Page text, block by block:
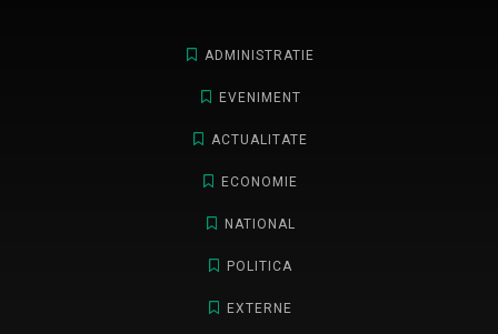
ADMINISTRATIE
EVENIMENT
ACTUALITATE
ECONOMIE
NATIONAL
POLITICA
EXTERNE